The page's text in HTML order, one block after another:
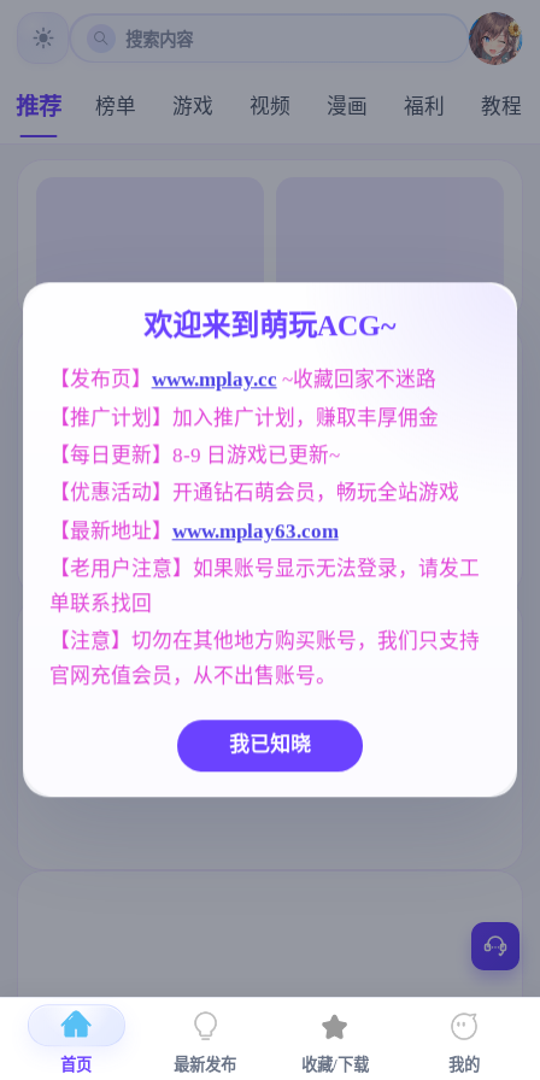
搜索内容
推荐 榜单 游戏 视频 漫画 福利 教程
欢迎来到萌玩ACG~
【发布页】 www.mplay.cc ~收藏回家不迷路
【推广计划】加入推广计划，赚取丰厚佣金
【每日更新】8-9 日游戏已更新~
【优惠活动】开通钻石萌会员，畅玩全站游戏
【最新地址】 www.mplay63.com
【老用户注意】如果账号显示无法登录，请发工
单联系找回
【注意】切勿在其他地方购买账号，我们只支持
官网充值会员，从不出售账号。
我已知晓
首页 最新发布 收藏/下载 我的